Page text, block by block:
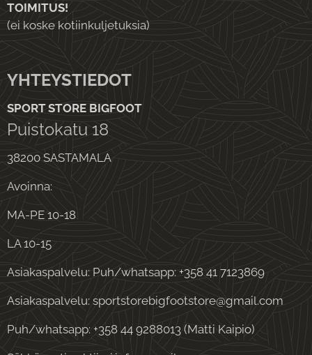
TOIMITUS!
(ei koske kotiinkuljetuksia)
YHTEYSTIEDOT
SPORT STORE BIGFOOT
Puistokatu 18
38200 SASTAMALA
Avoinna:
MA-PE 10-18
LA 10-15
Asiakaspalvelu: Puh/whatsapp: +358 41 7123869
Asiakaspalvelu: sportstorebigfootstore@gmail.com
Puh/whatsapp: +358 44 9288013 (Matti Kaipio)